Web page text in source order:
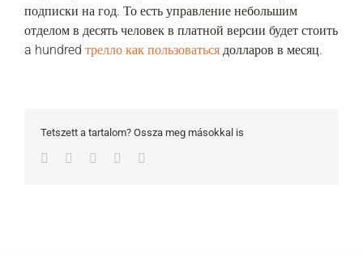
подписки на год. То есть управление небольшим
отделом в десять человек в платной версии будет стоить
a hundred трелло как пользоваться долларов в месяц.
Tetszett a tartalom? Ossza meg másokkal is
Facebook
TwitterLinkedInWhatsapp